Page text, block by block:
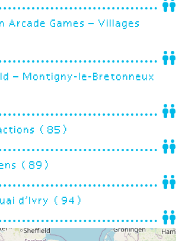
Arcade Games – Villages
– Montigny-le-Bretonneux
(85)
(89)
d’Ivry (94)